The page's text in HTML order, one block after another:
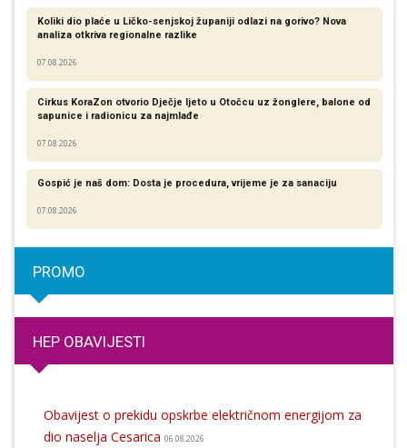
Koliki dio plaće u Ličko-senjskoj županiji odlazi na gorivo? Nova
analiza otkriva regionalne razlike​
07.08.2026
Cirkus KoraZon otvorio Dječje ljeto u Otočcu uz žonglere, balone od
sapunice i radionicu za najmlađe
07.08.2026
Gospić je naš dom: Dosta je procedura, vrijeme je za sanaciju
07.08.2026
PROMO
HEP OBAVIJESTI
Obavijest o prekidu opskrbe električnom energijom za
dio naselja Cesarica 06.08.2026